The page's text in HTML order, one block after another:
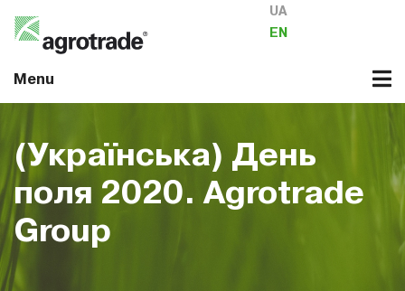
Menu
UA
EN
(Українська) День
поля 2020. Agrotrade
Group